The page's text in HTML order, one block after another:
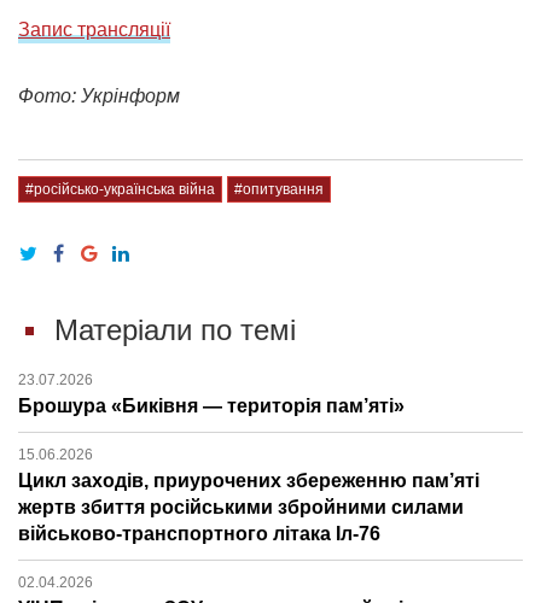
Запис трансляції
Фото: Укрінформ
#російсько-українська війна #опитування
Матеріали по темі
23.07.2026
Брошура «Биківня — територія пам’яті»
15.06.2026
Цикл заходів, приурочених збереженню пам’яті
жертв збиття російськими збройними силами
військово-транспортного літака Іл-76
02.04.2026